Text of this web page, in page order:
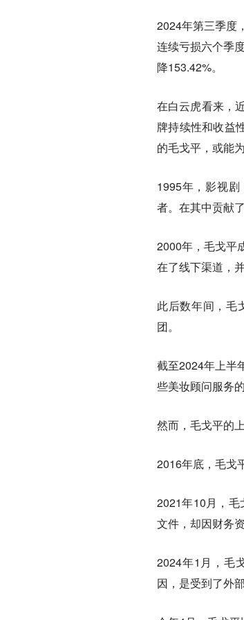
2024年第三季度
连续亏损六个季
降153.42%。
在白云虎看来，
牌持续性和收益
的毛戈平，或能
1995年，影视
者。在其中贡献
2000年，毛戈平
在了线下渠道，
此后数年间，毛
团。
截至2024年上半
些美妆顾问服务
然而，毛戈平的
2016年底，毛戈
2021年10月，
文件，却因财务
2024年1月，毛
因，是受到了外